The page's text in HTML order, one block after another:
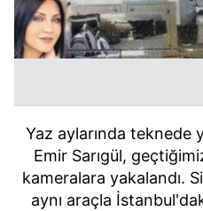
Yaz aylarında teknede
Emir Sarıgül,
kameralara yakalandı.
aynı araçla